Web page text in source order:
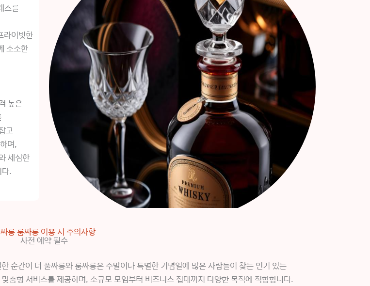
스를
라이빗한
소소한
높은
고
며,
세심한
.
롱 룸싸롱 이용 시 주의사항
사전 예약 필수
순간이 더 풀싸롱와 룸싸롱은 주말이나 특별한 기념일에 많은 사람들이 찾는 인기 있는
춤형 서비스를 제공하며, 소규모 모임부터 비즈니스 접대까지 다양한 목적에 적합합니다.